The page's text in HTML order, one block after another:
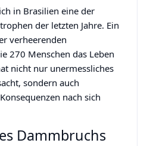
in Brasilien eine der
der letzten Jahre. Ein
verheerenden
270 Menschen das Leben
nicht nur unermessliches
sondern auch
nach sich
Dammbruchs